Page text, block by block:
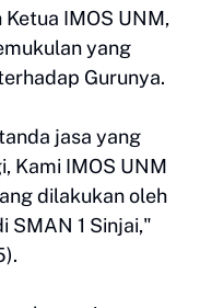
IMOS UNM,
yang
Gurunya.
jasa yang
Kami IMOS UNM
dilakukan oleh
SMAN 1 Sinjai,"